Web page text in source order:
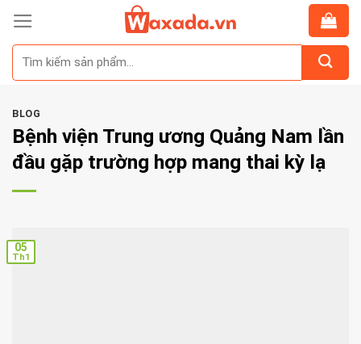
Skip
content
BLOG
Bệnh viện Trung ương Quảng Nam lần
đầu gặp trường hợp mang thai kỳ lạ
05
Th1